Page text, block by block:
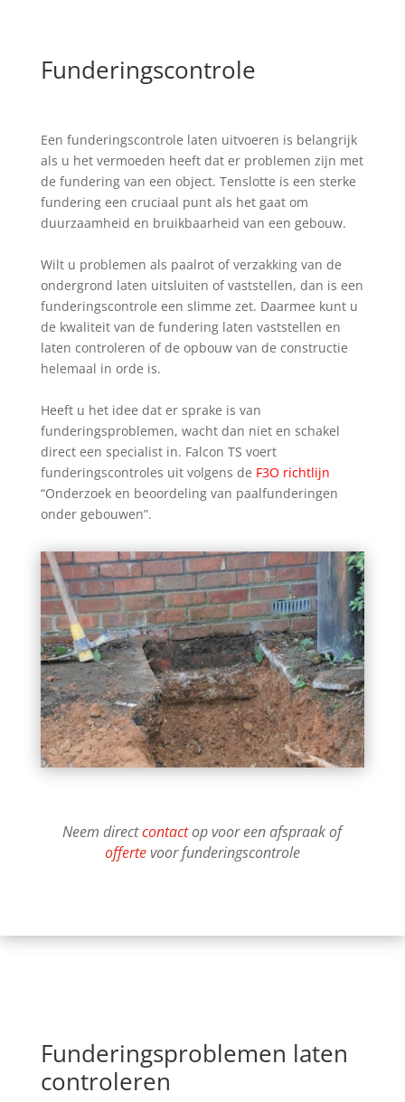
Funderingscontrole
Een funderingscontrole laten uitvoeren is belangrijk
als u het vermoeden heeft dat er problemen zijn met
de fundering van een object. Tenslotte is een sterke
fundering een cruciaal punt als het gaat om
duurzaamheid en bruikbaarheid van een gebouw.
Wilt u problemen als paalrot of verzakking van de
ondergrond laten uitsluiten of vaststellen, dan is een
funderingscontrole een slimme zet. Daarmee kunt u
de kwaliteit van de fundering laten vaststellen en
laten controleren of de opbouw van de constructie
helemaal in orde is.
Heeft u het idee dat er sprake is van
funderingsproblemen, wacht dan niet en schakel
direct een specialist in. Falcon TS voert
funderingscontroles uit volgens de F3O richtlijn
“Onderzoek en beoordeling van paalfunderingen
onder gebouwen”.
Neem directcontactop voor een afspraak of
offertevoor funderingscontrole
Funderingsproblemen laten
controleren